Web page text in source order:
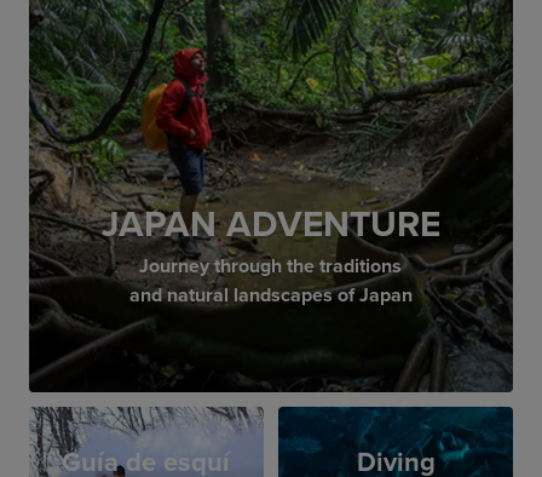
JAPAN ADVENTURE
Journey through the traditions
and natural landscapes of Japan
Guía de esquí Diving